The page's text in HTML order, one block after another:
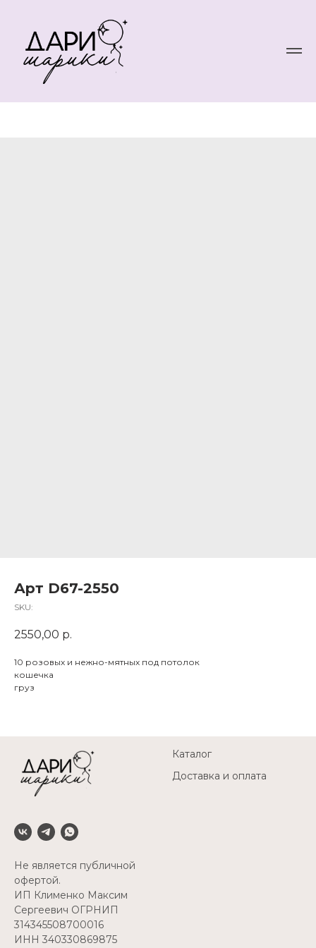
Арт D67-2550
SKU:
2550,00 р.
10 розовых и нежно-мятных под потолок
кошечка
груз
Не является публичной
офертой.
ИП Клименко Максим
Сергеевич ОГРНИП
314345508700016
ИНН 340330869875
Каталог
Доставка и оплата